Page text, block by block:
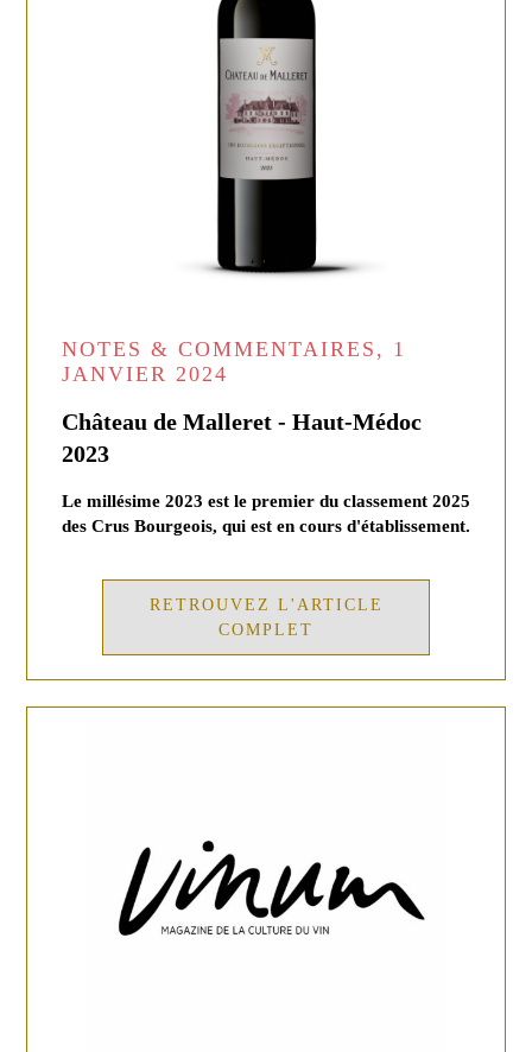
NOTES & COMMENTAIRES, 1
JANVIER 2024
Château de Malleret - Haut-Médoc
2023
Le millésime 2023 est le premier du classement 2025
des Crus Bourgeois, qui est en cours d'établissement.
RETROUVEZ L'ARTICLE
COMPLET